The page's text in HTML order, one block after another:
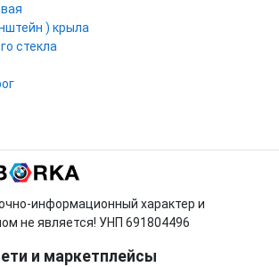
) крыла
стекла
информационный характер и
не является! УНП 691804496
и маркетплейсы